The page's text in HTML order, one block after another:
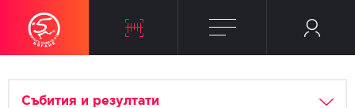
Събития и резултати